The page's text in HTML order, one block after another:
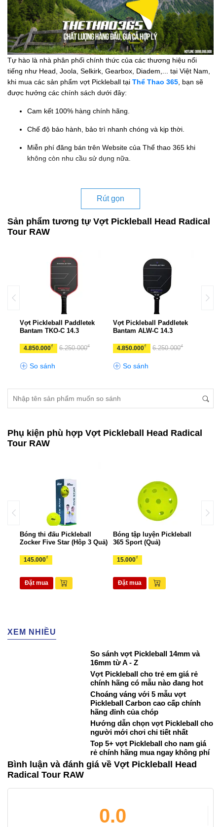
Tự hào là nhà phân phối chính thức của các thương hiệu nổi
tiếng như Head, Joola, Selkirk, Gearbox, Diadem,... tại Việt Nam,
khi mua các sản phẩm vợt Pickleball tại Thể Thao 365 , bạn sẽ
được hưởng các chính sách dưới đây:
Cam kết 100% hàng chính hãng.
Chế độ bảo hành, bảo trì nhanh chóng và kịp thời.
Miễn phí đăng bán trên Website của Thể thao 365 khi
không còn nhu cầu sử dụng nữa.
Rút gọn
Sản phẩm tương tự Vợt Pickleball Head Radical
Tour RAW
Vợt Pickleball Paddletek
Bantam TKO-C 14.3
4.850.000₫ 6.250.000₫
So sánh
Vợt Pickleball Paddletek
Bantam ALW-C 14.3
4.850.000₫ 6.250.000₫
So sánh
Phụ kiện phù hợp Vợt Pickleball Head Radical
Tour RAW
Bóng thi đấu Pickleball
Zocker Five Star (Hôp 3 Quả)
145.000₫
Đặt mua
Bóng tập luyện Pickleball
365 Sport (Quả)
15.000₫
Đặt mua
XEM NHIỀU
So sánh vợt Pickleball 14mm và
16mm từ A - Z
Vợt Pickleball cho trẻ em giá rẻ
chính hãng có mẫu nào đang hot
Choáng váng với 5 mẫu vợt
Pickleball Carbon cao cấp chính
hãng đỉnh của chóp
Hướng dẫn chọn vợt Pickleball cho
người mới chơi chi tiết nhất
Top 5+ vợt Pickleball cho nam giá
rẻ chính hãng mua ngay không phí
Bình luận và đánh giá về Vợt Pickleball Head
Radical Tour RAW
0.0